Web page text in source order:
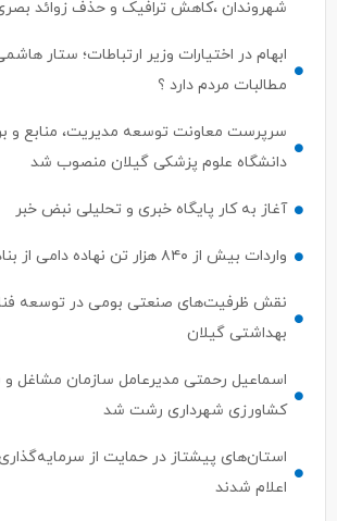
ابهام در اختیارات وزیر ارتباطات؛ ستار
سرپرست معاونت توسعه مدیریت، منابع و
آغاز به کار پایگاه خبری و تحلیلی نبض خبر
واردات بیش از ۸۴۰ هزار تن نهاده دامی از بنادر كاسپین و انزلی
نقش ظرفیت‌های صنعتی بومی در توسعه
بهداشتی گیلان
اسماعیل رحمتی مدیرعامل سازمان مشاغل و
استان‌های پیشتاز در حمایت از
ترک جذب سرمایه‌گذار ، ترک فعل محسوب